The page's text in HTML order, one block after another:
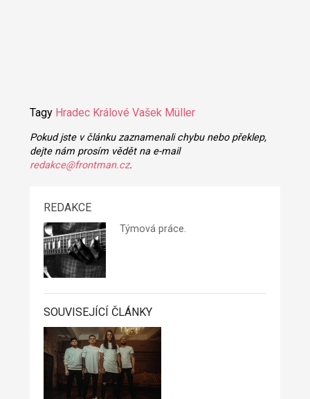
Tagy Hradec Králové Vašek Müller
Pokud jste v článku zaznamenali chybu nebo překlep,
dejte nám prosím vědět na e-mail
redakce@frontman.cz.
REDAKCE
Týmová práce.
SOUVISEJÍCÍ ČLÁNKY